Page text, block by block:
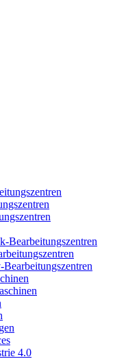
Bearbeitungszentren
4.0